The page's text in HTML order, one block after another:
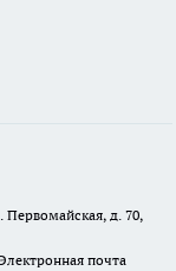
Первомайская, д. 70,
почта